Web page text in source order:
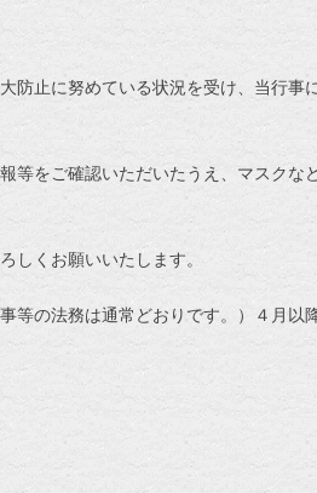
止に努めている状況を受け、当行
をご確認いただいたうえ、マスク
しくお願いいたします。
の法務は通常どおりです。）４月以